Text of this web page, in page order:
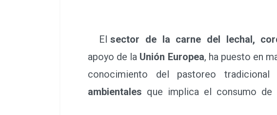
Elsector de la carne del lechal,
apoyo de la Unión Europea, ha puesto en
conocimiento del pastoreo
ambientales que implica el consumo de